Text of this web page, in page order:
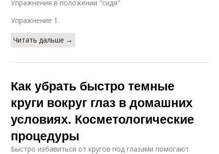
Упражнения в положении "сидя"
Упражнение 1.
Читать дальше →
Как убрать быстро темные
круги вокруг глаз в домашних
условиях. Косметологические
процедуры
Быстро избавиться от кругов под глазами помогают